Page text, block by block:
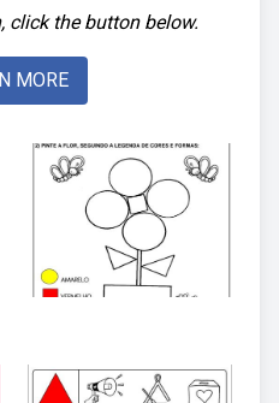
click the button below.
MORE